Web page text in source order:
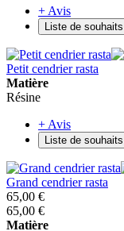
+ Avis
Liste de souhaits
Petit cendrier rasta
Matière
Résine
+ Avis
Liste de souhaits
Grand cendrier rasta
65,00 €
65,00 €
Matière